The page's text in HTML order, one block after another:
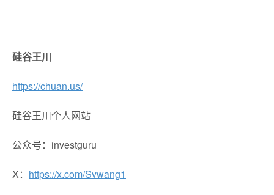
硅谷王川
https://chuan.us/
硅谷王川个人网站
公众号：investguru
X： https://x.com/Svwang1